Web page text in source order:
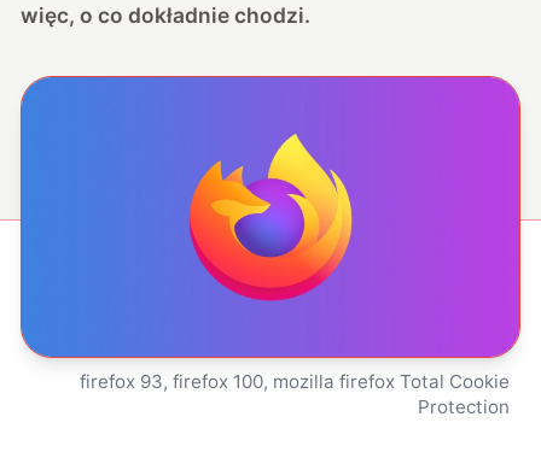
więc, o co dokładnie chodzi.
firefox 93, firefox 100, mozilla firefox Total Cookie
Protection